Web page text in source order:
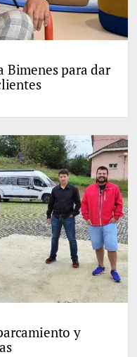
Bimenes para dar
y